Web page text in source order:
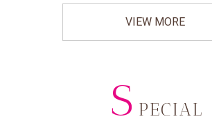
VIEW MORE
S PECIAL